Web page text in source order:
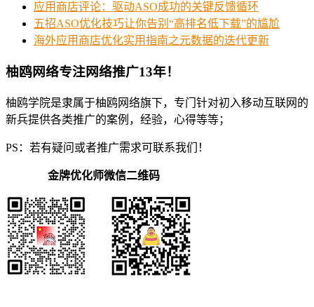
应用商店评论：驱动ASO成功的关键反馈循环
五招ASO优化技巧让你告别“高排名低下载”的尴尬
海外应用商店优化实用指南之元数据的迭代更新
柚鸥网络专注网络推广13年！
柚鸥学院是隶属于柚鸥网络旗下，专门针对初入移动互联网的
新兵提供各类推广的案例，经验，心得等等；
PS：若有疑问或者推广需求可联系我们！
金牌优化师微信二维码